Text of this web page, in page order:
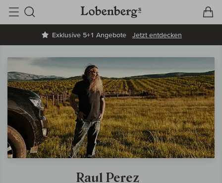
Exklusive 5+1 Angebote Jetzt entdecken
Suche
Raul Perez